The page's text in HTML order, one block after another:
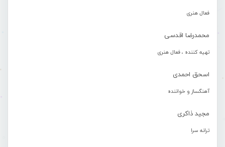
فعال هنری
محمدرضا اقدسی
تهیه کننده ، فعال هنری
اسحق احمدی
آهنگساز و خواننده
مجید ذاکری
ترانه سرا